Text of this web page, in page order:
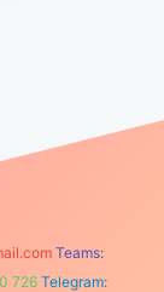
Teams:
726 Telegram: